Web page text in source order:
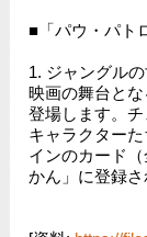
■「パウ・パト
1. ジャングル
映画の舞台と
登場します。
キャラクター
インのカード
かん」に登録さ